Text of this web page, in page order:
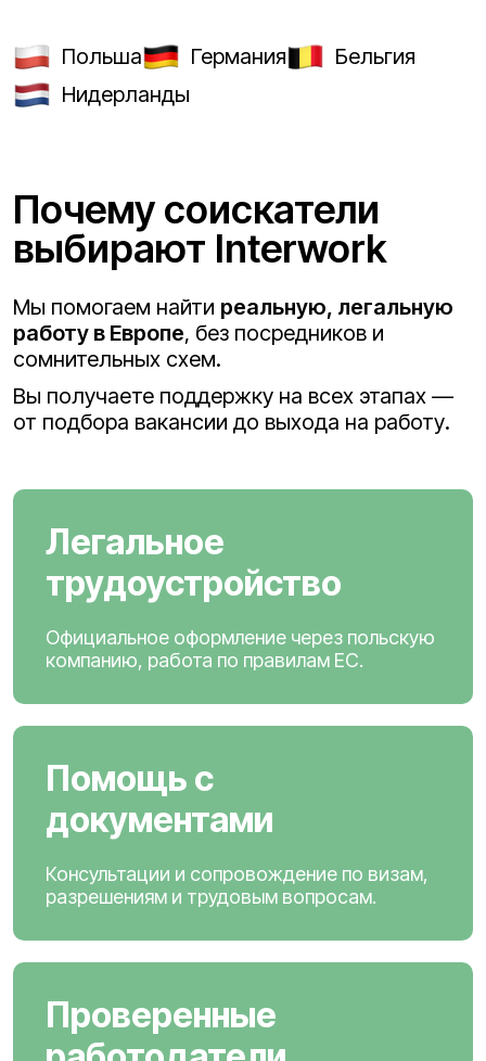
Польша Германия
Бельгия
Нидерланды
Почему соискатели
выбирают Interwork
Мы помогаем найти реальную, легальную
работу в Европе, без посредников и
сомнительных схем.
Вы получаете поддержку на всех этапах —
от подбора вакансии до выхода на работу.
Легальное
трудоустройство
Официальное оформление через польскую
компанию, работа по правилам ЕС.
Помощь с
документами
Консультации и сопровождение по визам,
разрешениям и трудовым вопросам.
Проверенные